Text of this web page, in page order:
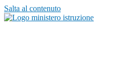
Salta al contenuto